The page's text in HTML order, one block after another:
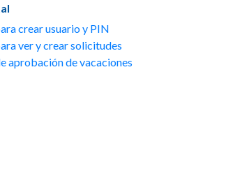
crear usuario y PIN
ver y crear solicitudes
aprobación de vacaciones